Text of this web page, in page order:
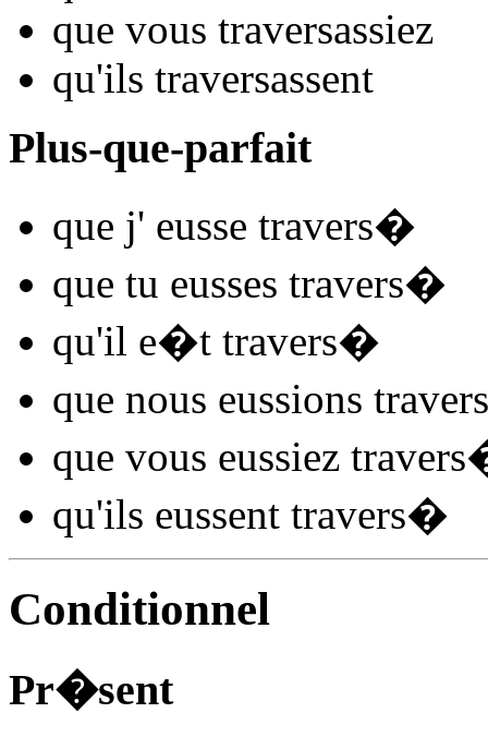
que vous traversassiez
qu'ils traversassent
Plus-que-parfait
que j' eusse travers�
que tu eusses travers�
qu'il e�t travers�
que nous eussions travers
que vous eussiez travers
qu'ils eussent travers�
Conditionnel
Pr�sent